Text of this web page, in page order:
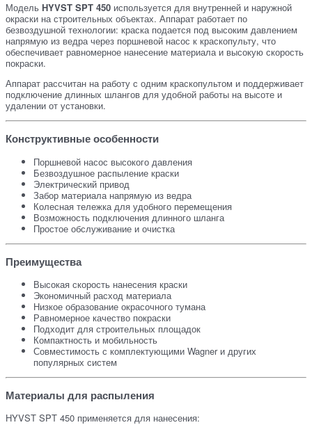
Модель HYVST SPT 450 используется для внутренней и наружной
окраски на строительных объектах. Аппарат работает по
безвоздушной технологии: краска подается под высоким давлением
напрямую из ведра через поршневой насос к краскопульту, что
обеспечивает равномерное нанесение материала и высокую скорость
покраски.
Аппарат рассчитан на работу с одним краскопультом и поддерживает
подключение длинных шлангов для удобной работы на высоте и
удалении от установки.
Конструктивные особенности
Поршневой насос высокого давления
Безвоздушное распыление краски
Электрический привод
Забор материала напрямую из ведра
Колесная тележка для удобного перемещения
Возможность подключения длинного шланга
Простое обслуживание и очистка
Преимущества
Высокая скорость нанесения краски
Экономичный расход материала
Низкое образование окрасочного тумана
Равномерное качество покраски
Подходит для строительных площадок
Компактность и мобильность
Совместимость с комплектующими Wagner и других
популярных систем
Материалы для распыления
HYVST SPT 450 применяется для нанесения: